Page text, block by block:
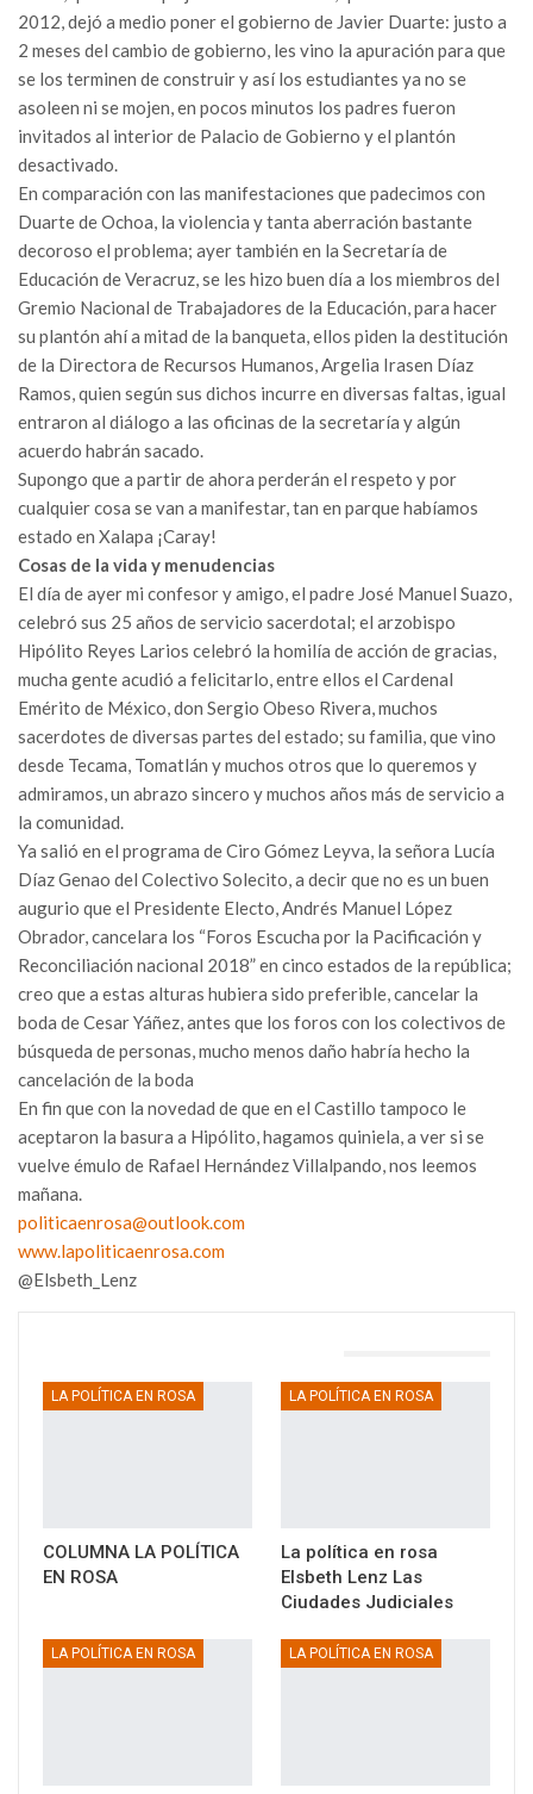
2012, dejó a medio poner el gobierno de Javier Duarte: justo a
2 meses del cambio de gobierno, les vino la apuración para que
se los terminen de construir y así los estudiantes ya no se
asoleen ni se mojen, en pocos minutos los padres fueron
invitados al interior de Palacio de Gobierno y el plantón
desactivado.
En comparación con las manifestaciones que padecimos con
Duarte de Ochoa, la violencia y tanta aberración bastante
decoroso el problema; ayer también en la Secretaría de
Educación de Veracruz, se les hizo buen día a los miembros del
Gremio Nacional de Trabajadores de la Educación, para hacer
su plantón ahí a mitad de la banqueta, ellos piden la destitución
de la Directora de Recursos Humanos, Argelia Irasen Díaz
Ramos, quien según sus dichos incurre en diversas faltas, igual
entraron al diálogo a las oficinas de la secretaría y algún
acuerdo habrán sacado.
Supongo que a partir de ahora perderán el respeto y por
cualquier cosa se van a manifestar, tan en parque habíamos
estado en Xalapa ¡Caray!
Cosas de la vida y menudencias
El día de ayer mi confesor y amigo, el padre José Manuel Suazo,
celebró sus 25 años de servicio sacerdotal; el arzobispo
Hipólito Reyes Larios celebró la homilía de acción de gracias,
mucha gente acudió a felicitarlo, entre ellos el Cardenal
Emérito de México, don Sergio Obeso Rivera, muchos
sacerdotes de diversas partes del estado; su familia, que vino
desde Tecama, Tomatlán y muchos otros que lo queremos y
admiramos, un abrazo sincero y muchos años más de servicio a
la comunidad.
Ya salió en el programa de Ciro Gómez Leyva, la señora Lucía
Díaz Genao del Colectivo Solecito, a decir que no es un buen
augurio que el Presidente Electo, Andrés Manuel López
Obrador, cancelara los “Foros Escucha por la Pacificación y
Reconciliación nacional 2018” en cinco estados de la república;
creo que a estas alturas hubiera sido preferible, cancelar la
boda de Cesar Yáñez, antes que los foros con los colectivos de
búsqueda de personas, mucho menos daño habría hecho la
cancelación de la boda
En fin que con la novedad de que en el Castillo tampoco le
aceptaron la basura a Hipólito, hagamos quiniela, a ver si se
vuelve émulo de Rafael Hernández Villalpando, nos leemos
mañana.
politicaenrosa@outlook.com
www.lapoliticaenrosa.com
@Elsbeth_Lenz
LA POLÍTICA EN ROSA
COLUMNA LA POLÍTICA
EN ROSA
LA POLÍTICA EN ROSA
La política en rosa
Elsbeth Lenz Las
Ciudades Judiciales
LA POLÍTICA EN ROSA LA POLÍTICA EN ROSA